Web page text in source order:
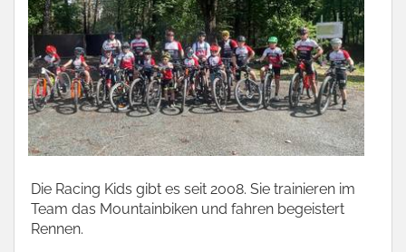
Die Racing Kids gibt es seit 2008. Sie trainieren im
Team das Mountainbiken und fahren begeistert
Rennen.